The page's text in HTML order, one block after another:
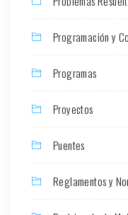
Programación y
Programas
Proyectos
Puentes
Reglamentos y